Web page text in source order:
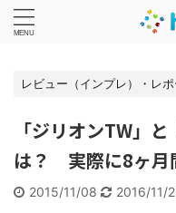
レビュー（インプレ）・レポ
「ジリオンTW」
は？ 実際に8ヶ月
2015/11/08 2016/11/